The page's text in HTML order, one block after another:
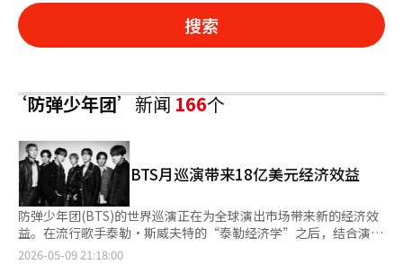
搜索
‘防弹少年团’新闻166个
BTS月巡演带来18亿美元经济效益
防弹少年团(BTS)的世界巡演正在为全球演出市场带来新的经济效
益。在流行歌手泰勒·斯威夫特的“泰勒经济学”之后，结合演出
与旅游住宿交通消费的“BTS经济学”正在逐步显现。 HYBE于9
2026-05-09 21:18:00